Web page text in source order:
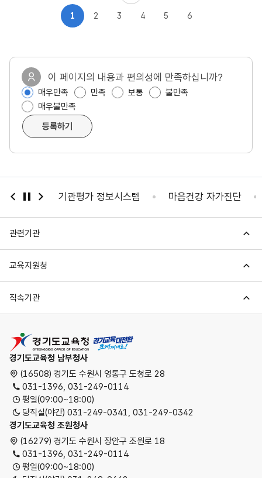
1 2 3 4 5 6
이 페이지의 내용과 편의성에 만족하십니까?
매우만족 만족 보통
불만족
매우불만족
등록하기
용안내 기관평가 정보시스템 마음건강 자가진단
관련기관
교육지원청
직속기관
경기도교육청
경기도교육청 남부청사
(16508) 경기도 수원시 영통구 도청로 28
031-1396, 031-249-0114
평일(09:00~18:00)
당직실(야간) 031-249-0341, 031-249-0342
경기도교육청 조원청사
(16279) 경기도 수원시 장안구 조원로 18
031-1396, 031-249-0114
평일(09:00~18:00)